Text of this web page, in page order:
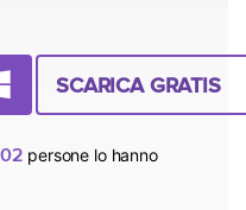
SCARICA GRATIS
persone lo hanno